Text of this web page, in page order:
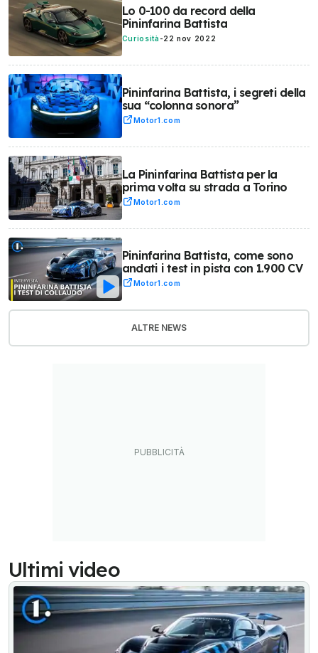
Lo 0-100 da record della
Pininfarina Battista
Curiosità -22 nov 2022
Pininfarina Battista, i segreti della
sua “colonna sonora”
Motor1.com
La Pininfarina Battista per la
prima volta su strada a Torino
Motor1.com
Pininfarina Battista, come sono
andati i test in pista con 1.900 CV
Motor1.com
ALTRE NEWS
Ultimi video